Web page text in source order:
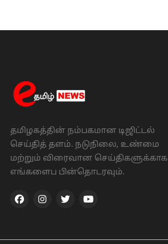
தமிழகத்தின் நம்பகமான டிஜிட்டல்
செய்தித் தளம். நடுநிலை, உண்மை
மற்றும் விரைவான செய்திகளுக்காக
எங்களைப பின்தொடரவும்.